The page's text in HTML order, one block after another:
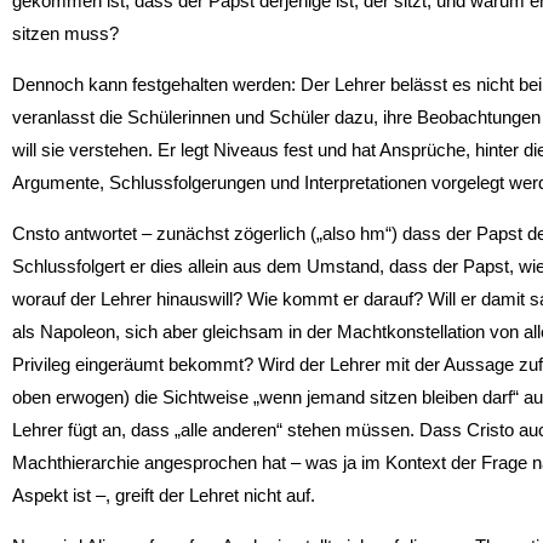
sitzen muss?
Dennoch kann festgehalten werden: Der Lehrer belässt es nicht
veranlasst die Schülerinnen und Schüler dazu, ihre
will sie verstehen. Er legt Niveaus fest und hat Ansprüche, hinter
Argumente, Schlussfolgerungen und Interpretationen vorgelegt
Cnsto antwortet – zunächst zögerlich („also hm“) dass der Papst
Schlussfolgert er dies allein aus dem Umstand, dass der Papst,
worauf der Lehrer hinauswill? Wie kommt er darauf? Will er damit
als Napoleon, sich aber gleichsam in der Machtkonstellation von
Privileg eingeräumt bekommt? Wird der Lehrer mit der Aussage
oben erwogen) die Sichtweise „wenn jemand sitzen bleiben darf“
Lehrer fügt an, dass „alle anderen“ stehen müssen. Dass Cristo
Machthierarchie angesprochen hat – was ja im Kontext der Frage
Aspekt ist –, greift der Lehret nicht auf.